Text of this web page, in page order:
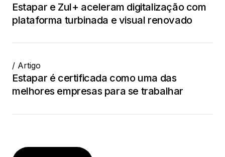
Estapar e Zul+ aceleram digitalização com
plataforma turbinada e visual renovado
/ Artigo
Estapar é certificada como uma das
melhores empresas para se trabalhar